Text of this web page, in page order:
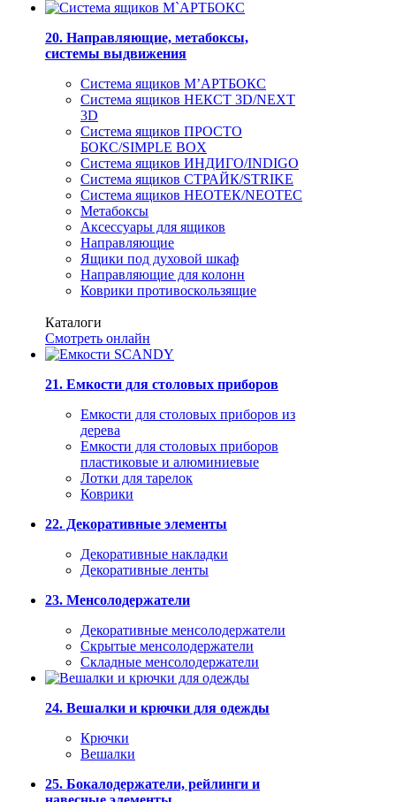
20. Направляющие, метабоксы,
системы выдвижения
Система ящиков М’АРТБОКС
Система ящиков НЕКСТ 3D/NEXT
3D
Система ящиков ПРОСТО
БОКС/SIMPLE BOX
Система ящиков ИНДИГО/INDIGO
Система ящиков СТРАЙК/STRIKE
Система ящиков НЕОТЕК/NEOTEC
Метабоксы
Аксессуары для ящиков
Направляющие
Ящики под духовой шкаф
Направляющие для колонн
Коврики противоскользящие
Каталоги
Смотреть онлайн
21. Емкости для столовых приборов
Емкости для столовых приборов из
дерева
Емкости для столовых приборов
пластиковые и алюминиевые
Лотки для тарелок
Коврики
22. Декоративные элементы
Декоративные накладки
Декоративные ленты
23. Менсолодержатели
Декоративные менсолодержатели
Скрытые менсолодержатели
Складные менсолодержатели
24. Вешалки и крючки для одежды
Крючки
Вешалки
25. Бокалодержатели, рейлинги и